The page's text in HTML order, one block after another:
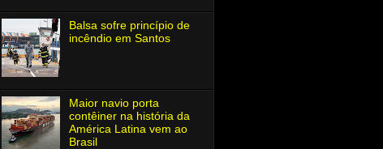
Balsa sofre princípio de
incêndio em Santos
Maior navio porta
contêiner na história da
América Latina vem ao
Brasil